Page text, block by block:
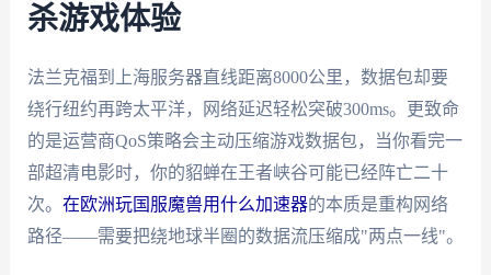
杀游戏体验
法兰克福到上海服务器直线距离8000公里，数据包却要
绕行纽约再跨太平洋，网络延迟轻松突破300ms。更致命
的是运营商QoS策略会主动压缩游戏数据包，当你看完一
部超清电影时，你的貂蝉在王者峡谷可能已经阵亡二十
次。 在欧洲玩国服魔兽用什么加速器的本质是重构网络
路径——需要把绕地球半圈的数据流压缩成"两点一线"。